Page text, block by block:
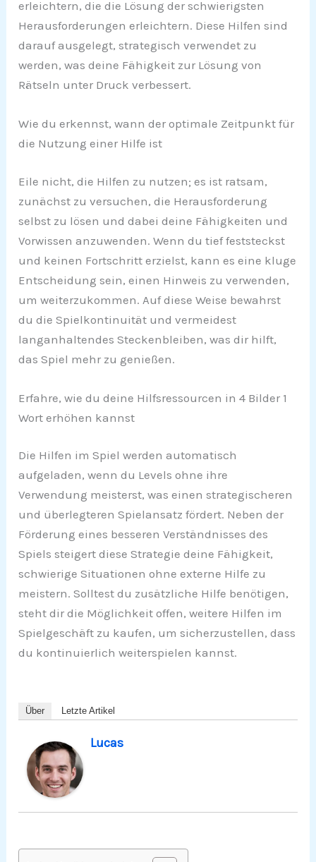
erleichtern, die die Lösung der schwierigsten
Herausforderungen erleichtern. Diese Hilfen sind
darauf ausgelegt, strategisch verwendet zu
werden, was deine Fähigkeit zur Lösung von
Rätseln unter Druck verbessert.
Wie du erkennst, wann der optimale Zeitpunkt für
die Nutzung einer Hilfe ist
Eile nicht, die Hilfen zu nutzen; es ist ratsam,
zunächst zu versuchen, die Herausforderung
selbst zu lösen und dabei deine Fähigkeiten und
Vorwissen anzuwenden. Wenn du tief feststeckst
und keinen Fortschritt erzielst, kann es eine kluge
Entscheidung sein, einen Hinweis zu verwenden,
um weiterzukommen. Auf diese Weise bewahrst
du die Spielkontinuität und vermeidest
langanhaltendes Steckenbleiben, was dir hilft,
das Spiel mehr zu genießen.
Erfahre, wie du deine Hilfsressourcen in 4 Bilder 1
Wort erhöhen kannst
Die Hilfen im Spiel werden automatisch
aufgeladen, wenn du Levels ohne ihre
Verwendung meisterst, was einen strategischeren
und überlegteren Spielansatz fördert. Neben der
Förderung eines besseren Verständnisses des
Spiels steigert diese Strategie deine Fähigkeit,
schwierige Situationen ohne externe Hilfe zu
meistern. Solltest du zusätzliche Hilfe benötigen,
steht dir die Möglichkeit offen, weitere Hilfen im
Spielgeschäft zu kaufen, um sicherzustellen, dass
du kontinuierlich weiterspielen kannst.
Über Letzte Artikel
Lucas